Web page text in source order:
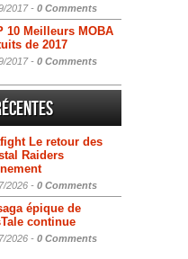
2017 - 0 Comments
10 Meilleurs MOBA
de 2017
2017 - 0 Comments
Le retour des
Raiders
2026 - 0 Comments
épique de
continue
2026 - 0 Comments